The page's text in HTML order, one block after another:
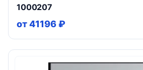
1000207
от 41196 ₽